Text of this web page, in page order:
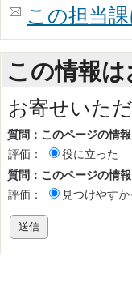
この担当
この情報
お寄せいた
質問：このページの情
評価：
役に立った
質問：このページの情
評価：
見つけやすか